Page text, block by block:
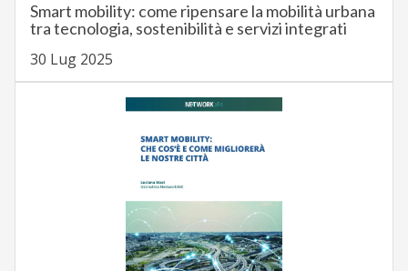
Smart mobility: come ripensare la mobilità urbana
tra tecnologia, sostenibilità e servizi integrati
30 Lug 2025